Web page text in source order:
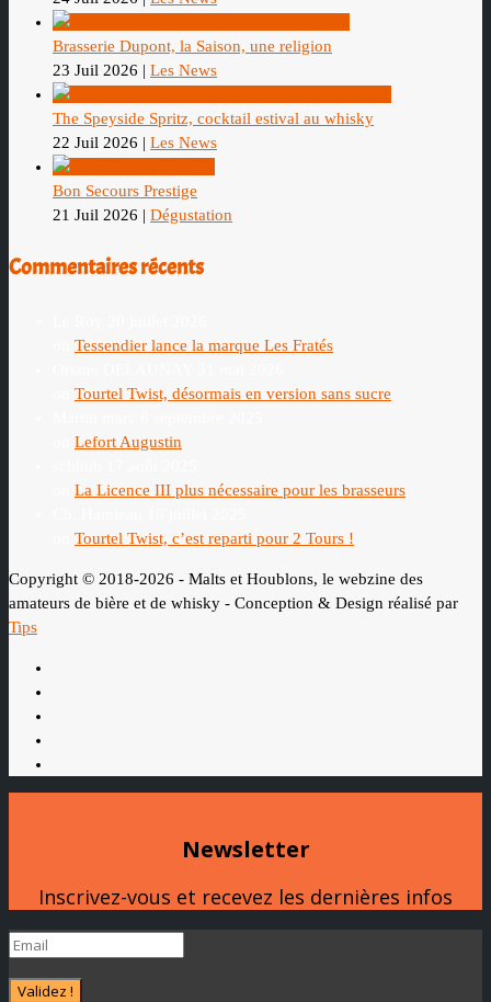
Brasserie Dupont, la Saison, une religion
23 Juil 2026 | Les News
The Speyside Spritz, cocktail estival au whisky
22 Juil 2026 | Les News
Bon Secours Prestige
21 Juil 2026 | Dégustation
Commentaires récents
Tessendier lance la marque Les Fratés
Tourtel Twist, désormais en version sans sucre
Lefort Augustin
La Licence III plus nécessaire pour les brasseurs
Tourtel Twist, c’est reparti pour 2 Tours !
Copyright © 2018-2026 - Malts et Houblons, le webzine des
amateurs de bière et de whisky - Conception & Design réalisé par
Tips
Newsletter
Inscrivez-vous et recevez les dernières infos
Validez !